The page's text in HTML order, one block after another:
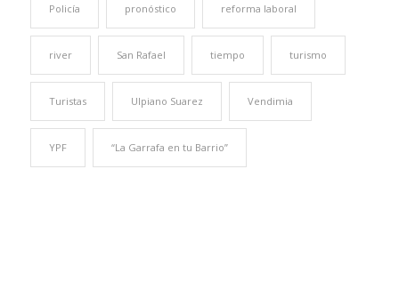
Policía pronóstico reforma laboral
river San Rafael tiempo turismo
Turistas Ulpiano Suarez Vendimia
YPF “La Garrafa en tu Barrio”